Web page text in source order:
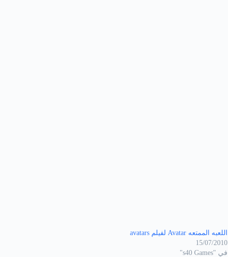
اللعبه الممتعه Avatar لفيلم avatars
15/07/2010
في "s40 Games"